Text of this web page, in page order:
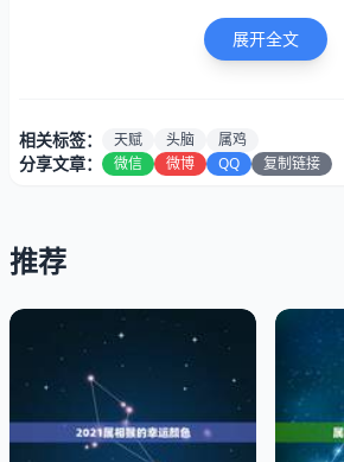
有条不紊，而自己的房间却像堆一样
言行中，带着一丝吹嘘的意味。他们
帮助他人，有时甚至会过头，他个颇为
鸡的人有创造的倾向，然而尽管他们在
向，做事有计划，常有新奇的构想，办
属相属鸡都是哪年生人：属鸡是哪些年
展开全文
相关标签： 天赋 头脑 属鸡
分享文章： 微信 微博 QQ 复制链接
推荐